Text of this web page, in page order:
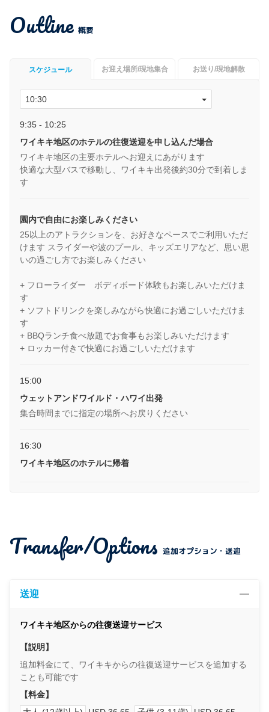
Outline 概要
スケジュール お迎え場所/現地集合 お送り/現地解散
9:35 - 10:25
ワイキキ地区のホテルの往復送迎を申し込んだ場合
ワイキキ地区の主要ホテルへお迎えにあがります
快適な大型バスで移動し、ワイキキ出発後約30分で到着しま
す
園内で自由にお楽しみください
25以上のアトラクションを、お好きなペースでご利用いただ
けます スライダーや波のプール、キッズエリアなど、思い思
いの過ごし方でお楽しみください
+ フローライダー ボディボード体験もお楽しみいただけま
す
+ ソフトドリンクを楽しみながら快適にお過ごしいただけま
す
+ BBQランチ食べ放題でお食事もお楽しみいただけます
+ ロッカー付きで快適にお過ごしいただけます
15:00
ウェットアンドワイルド・ハワイ出発
集合時間までに指定の場所へお戻りください
16:30
ワイキキ地区のホテルに帰着
Transfer/Options 追加オプション・送迎
送迎
ワイキキ地区からの往復送迎サービス
【説明】
追加料金にて、ワイキキからの往復送迎サービスを追加する
ことも可能です
【料金】